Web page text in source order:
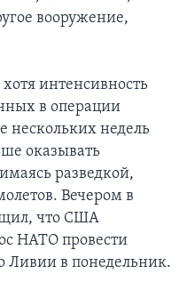
вооружение,
интенсивность
в операции
нескольких недель
оказывать
разведкой,
Вечером в
что США
НАТО провести
Ливии в понедельник.